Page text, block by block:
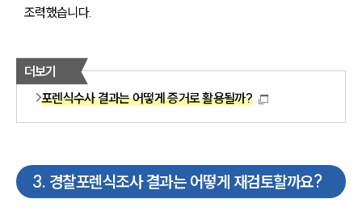
조력했습니다.
더보기
포렌식수사 결과는 어떻게 증거로 활용될까?
3. 경찰포렌식조사 결과는 어떻게 재검토할까요?